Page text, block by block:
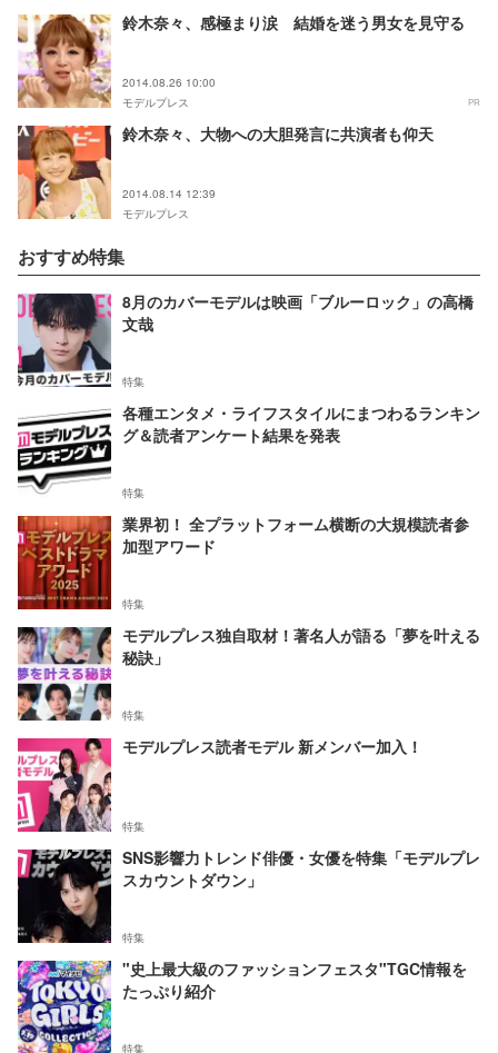
鈴木奈々、感極まり涙 結婚を迷う男女を見守る
2014.08.26 10:00
モデルプレス
PR
鈴木奈々、大物への大胆発言に共演者も仰天
2014.08.14 12:39
モデルプレス
おすすめ特集
8月のカバーモデルは映画「ブルーロック」の高橋
文哉
特集
各種エンタメ・ライフスタイルにまつわるランキン
グ＆読者アンケート結果を発表
特集
業界初！ 全プラットフォーム横断の大規模読者参
加型アワード
特集
モデルプレス独自取材！著名人が語る「夢を叶える
秘訣」
特集
モデルプレス読者モデル 新メンバー加入！
特集
SNS影響力トレンド俳優・女優を特集「モデルプレ
スカウントダウン」
特集
"史上最大級のファッションフェスタ"TGC情報を
たっぷり紹介
特集